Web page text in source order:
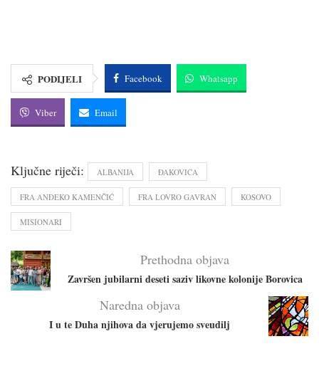
PODIJELI Facebook Whatsapp
Viber Email
Ključne riječi: ALBANIJA ĐAKOVICA
FRA ANĐEKO KAMENČIĆ FRA LOVRO GAVRAN KOSOVO
MISIONARI
Prethodna objava
Završen jubilarni deseti saziv likovne kolonije Borovica
Naredna objava
I u te Duha njihova da vjerujemo sveudilj